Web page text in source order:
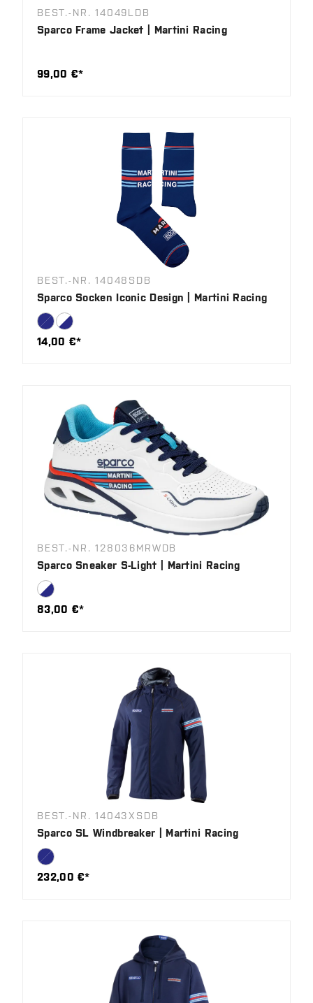
BEST.-NR. 14049LDB
Sparco Frame Jacket | Martini Racing
99,00 €*
BEST.-NR. 14048SDB
Sparco Socken Iconic Design | Martini Racing
14,00 €*
BEST.-NR. 128036MRWDB
Sparco Sneaker S-Light | Martini Racing
83,00 €*
BEST.-NR. 14043XSDB
Sparco SL Windbreaker | Martini Racing
232,00 €*